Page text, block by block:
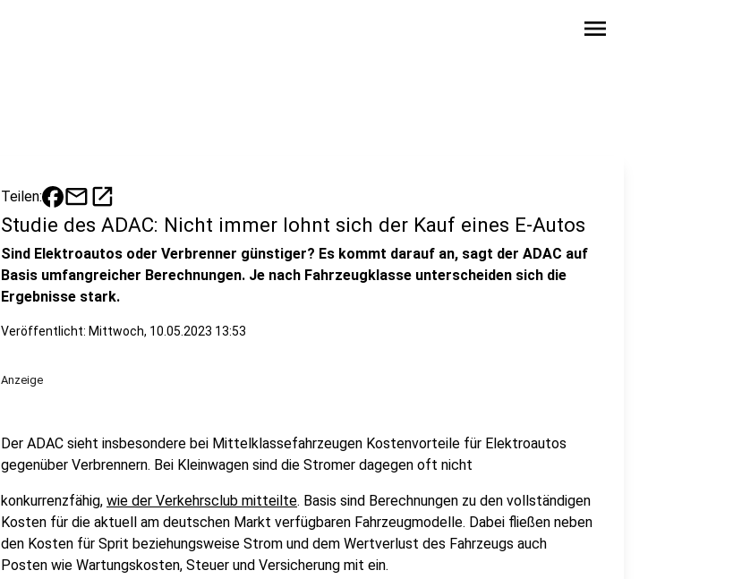
menu
Teilen: mailopen_in_new
Studie des ADAC: Nicht immer lohnt sich der Kauf eines E-Autos
Sind Elektroautos oder Verbrenner günstiger? Es kommt darauf an, sagt der ADAC auf
Basis umfangreicher Berechnungen. Je nach Fahrzeugklasse unterscheiden sich die
Ergebnisse stark.
Veröffentlicht: Mittwoch, 10.05.2023 13:53
Anzeige
Der ADAC sieht insbesondere bei Mittelklassefahrzeugen Kostenvorteile für Elektroautos
gegenüber Verbrennern. Bei Kleinwagen sind die Stromer dagegen oft nicht
konkurrenzfähig, wie der Verkehrsclub mitteilte. Basis sind Berechnungen zu den vollständigen
Kosten für die aktuell am deutschen Markt verfügbaren Fahrzeugmodelle. Dabei fließen neben
den Kosten für Sprit beziehungsweise Strom und dem Wertverlust des Fahrzeugs auch
Posten wie Wartungskosten, Steuer und Versicherung mit ein.